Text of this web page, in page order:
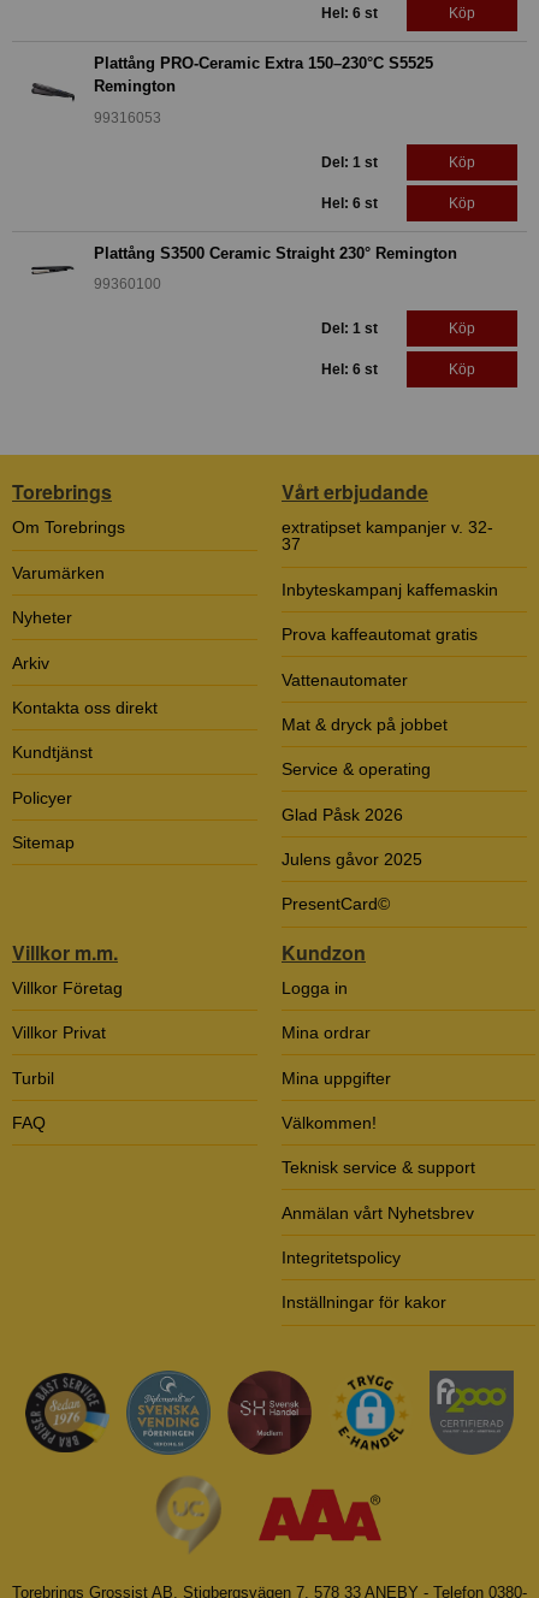
Hel: 6 st Köp
Plattång PRO-Ceramic Extra 150–230°C S5525
Remington
99316053
Del: 1 st Köp
Hel: 6 st Köp
Plattång S3500 Ceramic Straight 230° Remington
99360100
Del: 1 st Köp
Hel: 6 st Köp
Torebrings
Om Torebrings
Varumärken
Nyheter
Arkiv
Kontakta oss direkt
Kundtjänst
Policyer
Sitemap
Vårt erbjudande
extratipset kampanjer v. 32-
37
Inbyteskampanj kaffemaskin
Prova kaffeautomat gratis
Vattenautomater
Mat & dryck på jobbet
Service & operating
Glad Påsk 2026
Julens gåvor 2025
PresentCard©
Villkor m.m.
Villkor Företag
Villkor Privat
Turbil
FAQ
Kundzon
Logga in
Mina ordrar
Mina uppgifter
Välkommen!
Teknisk service & support
Anmälan vårt Nyhetsbrev
Integritetspolicy
Inställningar för kakor
Torebrings Grossist AB, Stigbergsvägen 7, 578 33 ANEBY - Telefon 0380-